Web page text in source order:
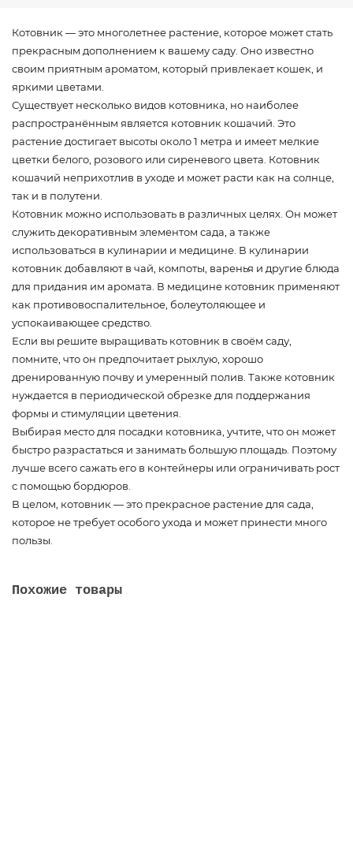
Котовник — это многолетнее растение, которое может стать
прекрасным дополнением к вашему саду. Оно известно
своим приятным ароматом, который привлекает кошек, и
яркими цветами.
Существует несколько видов котовника, но наиболее
распространённым является котовник кошачий. Это
растение достигает высоты около 1 метра и имеет мелкие
цветки белого, розового или сиреневого цвета. Котовник
кошачий неприхотлив в уходе и может расти как на солнце,
так и в полутени.
Котовник можно использовать в различных целях. Он может
служить декоративным элементом сада, а также
использоваться в кулинарии и медицине. В кулинарии
котовник добавляют в чай, компоты, варенья и другие блюда
для придания им аромата. В медицине котовник применяют
как противовоспалительное, болеутоляющее и
успокаивающее средство.
Если вы решите выращивать котовник в своём саду,
помните, что он предпочитает рыхлую, хорошо
дренированную почву и умеренный полив. Также котовник
нуждается в периодической обрезке для поддержания
формы и стимуляции цветения.
Выбирая место для посадки котовника, учтите, что он может
быстро разрастаться и занимать большую площадь. Поэтому
лучше всего сажать его в контейнеры или ограничивать рост
с помощью бордюров.
В целом, котовник — это прекрасное растение для сада,
которое не требует особого ухода и может принести много
пользы.
Похожие товары